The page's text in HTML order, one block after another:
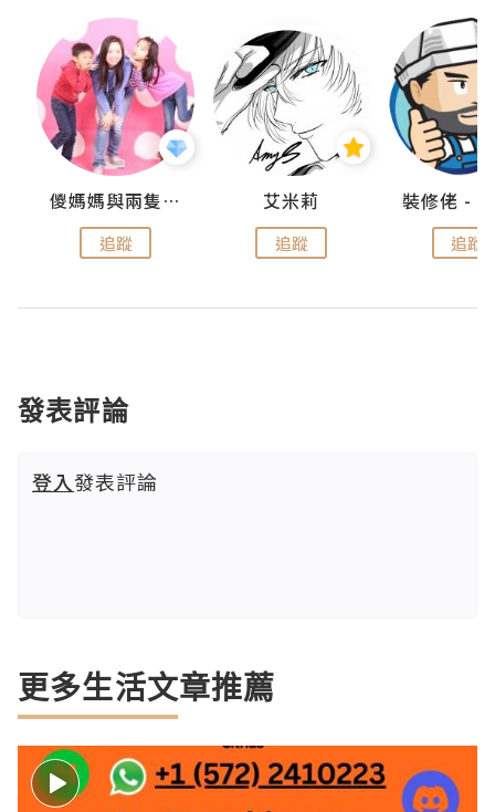
儍媽媽與兩隻小魔怪之家
追蹤
艾米莉
追蹤 追蹤
發表評論
登入發表評論
更多生活文章推薦